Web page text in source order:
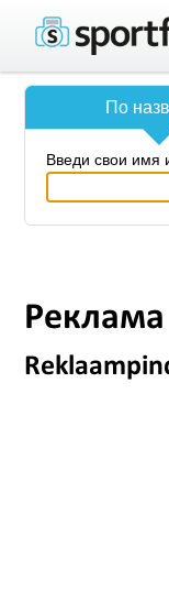
По
Введи свои
Реклама